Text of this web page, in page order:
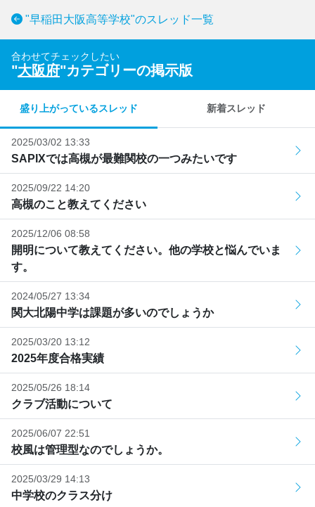
"早稲田大阪高等学校"のスレッド一覧
合わせてチェックしたい
"大阪府"カテゴリーの掲示版
盛り上がっているスレッド 新着スレッド
2025/03/02 13:33
SAPIXでは高槻が最難関校の一つみたいです
2025/09/22 14:20
高槻のこと教えてください
2025/12/06 08:58
開明について教えてください。他の学校と悩んでいま
す。
2024/05/27 13:34
関大北陽中学は課題が多いのでしょうか
2025/03/20 13:12
2025年度合格実績
2025/05/26 18:14
クラブ活動について
2025/06/07 22:51
校風は管理型なのでしょうか。
2025/03/29 14:13
中学校のクラス分け